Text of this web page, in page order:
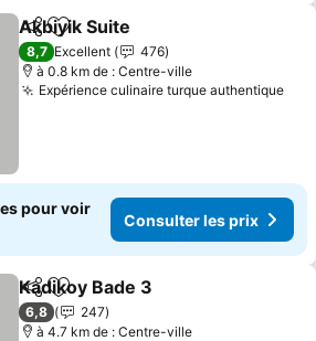
PartagerAjouter à mes favoris
Akbiyik Suite
8,7 Excellent
476
à 0.8 km de : Centre-ville
Expérience culinaire turque authentique
pour voir
Consulter les prix
PartagerAjouter à mes favoris
Kadikoy Bade 3
6,8
247
à 4.7 km de : Centre-ville